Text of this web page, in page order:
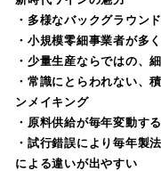
・多様なバックグラウン
・小規模零細事業者が多
・少量生産ならではの、
・常識にとらわれない、
ンメイキング
・原料供給が毎年変動す
・試行錯誤により毎年製
による違いが出やすい